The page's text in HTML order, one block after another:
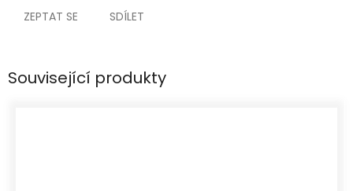
ZEPTAT SE SDÍLET
Související produkty